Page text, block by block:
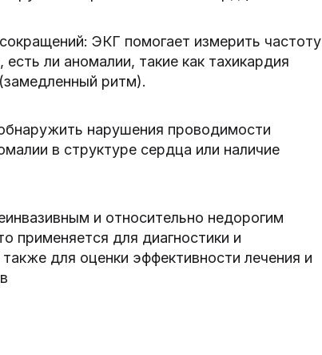
ЭКГ помогает измерить частоту
ли аномалии, такие как тахикардия
ритм).
нарушения проводимости
в структуре сердца или наличие
и относительно недорогим
применяется для диагностики и
для оценки эффективности лечения и